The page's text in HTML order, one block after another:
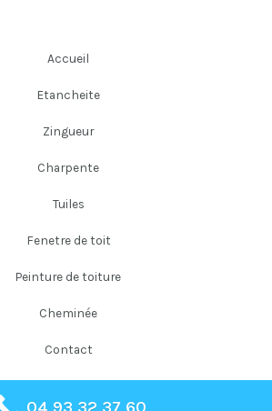
Accueil
Etancheite
Zingueur
Charpente
Tuiles
Fenetre de toit
Peinture de toiture
Cheminée
Contact
2026 Falloni Couverture Père et Fils